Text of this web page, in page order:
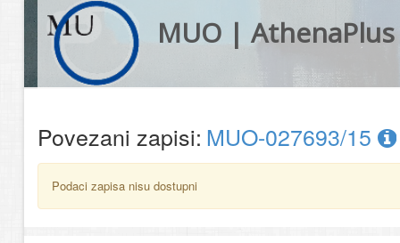
MUO | AthenaPlus
Povezani zapisi: MUO-027693/15
Podaci zapisa nisu dostupni